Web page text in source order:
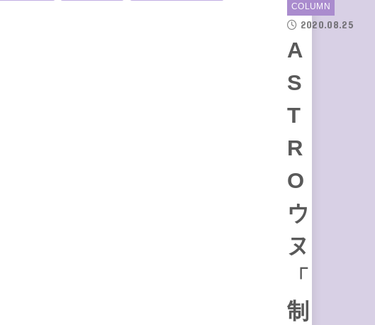
COLUMN
2020.08.25
A
S
T
R
O
ウ
ヌ
「
制